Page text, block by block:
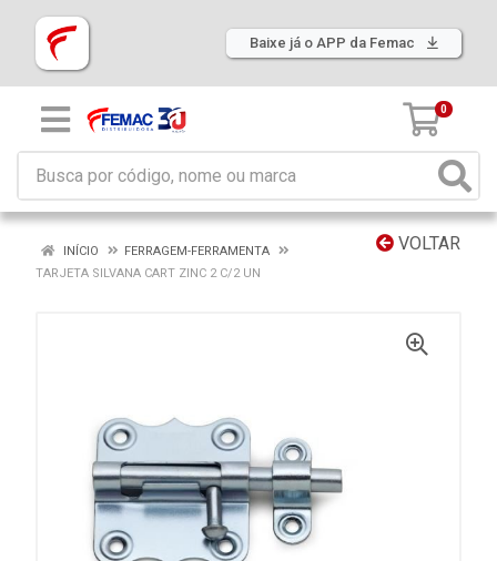
Baixe já o APP da Femac
0
VOLTAR
INÍCIO
FERRAGEM-FERRAMENTA
TARJETA SILVANA CART ZINC 2 C/2 UN